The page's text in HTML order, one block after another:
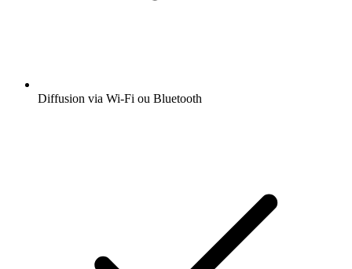
Diffusion via Wi-Fi ou Bluetooth